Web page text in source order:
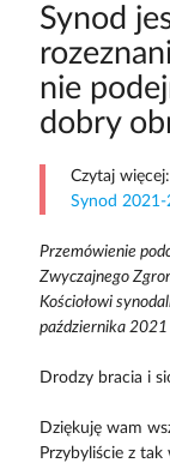
Synod
nie
dobry
Czytaj więcej:
Synod 2021-
Przemówienie
Zwyczajnego
Kościołowi
października
Drodzy bracia i
Dziękuję wam
Przybyliście z